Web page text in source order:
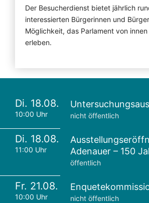
Der Besucherdienst bietet jährlich
interessierten Bürgerinnen und
Möglichkeit, das Parlament von innen
erleben.
Di. 18.08.
10:00 Uhr nicht öffentlich
Di. 18.08.
11:00 Uhr
Adenauer – 150
öffentlich
Fr. 21.08.
10:00 Uhr nicht öffentlich